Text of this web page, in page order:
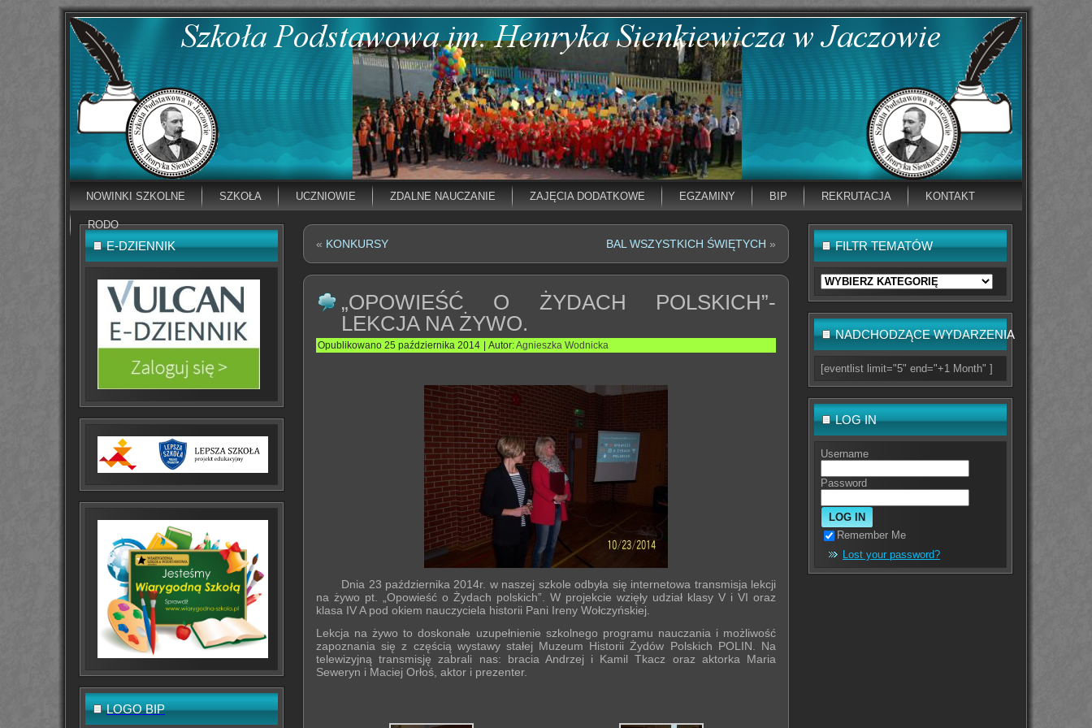
NOWINKI SZKOLNE SZKOŁA UCZNIOWIE ZDALNE NAUCZANIE ZAJĘCIA DODATKOWE EGZAMINY BIP REKRUTACJA KONTAKT
RODO
E-DZIENNIK
LOGO BIP
« KONKURSY BAL WSZYSTKICH ŚWIĘTYCH »
„OPOWIEŚĆ O ŻYDACH POLSKICH”-
LEKCJA NA ŻYWO.
Opublikowano 25 października 2014 Autor:Agnieszka Wodnicka
Dnia 23 października 2014r. w naszej szkole odbyła się internetowa transmisja lekcji
na żywo pt. „Opowieść o Żydach polskich”. W projekcie wzięły udział klasy V i VI oraz
klasa IV A pod okiem nauczyciela historii Pani Ireny Wołczyńskiej.
Lekcja na żywo to doskonałe uzupełnienie szkolnego programu nauczania i możliwość
zapoznania się z częścią wystawy stałej Muzeum Historii Żydów Polskich POLIN. Na
telewizyjną transmisję zabrali nas: bracia Andrzej i Kamil Tkacz oraz aktorka Maria
Seweryn i Maciej Orłoś, aktor i prezenter.
FILTR TEMATÓW
Filtr
tematów
NADCHODZĄCE WYDARZENIA
[eventlist limit="5" end="+1 Month" ]
LOG IN
Username
Password
Remember Me
Lost your password?